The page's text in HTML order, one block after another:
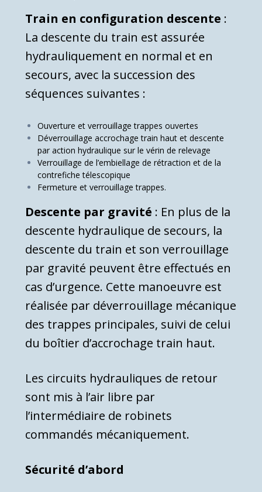
Train en configuration descente :
La descente du train est assurée
hydrauliquement en normal et en
secours, avec la suc­cession des
séquences suivantes :
Ouverture et verrouillage trappes ouvertes
Déverrouillage accrochage train haut et descente
par action hydraulique sur le vérin de relevage
Verrouillage de l’embiellage de rétraction et de la
contrefiche télescopique
Fermeture et verrouillage trappes.
Descente par gravité : En plus de la
descente hydraulique de secours, la
descente du train et son verrouillage
par gra­vité peuvent être effectués en
cas d’urgence. Cette manoeuvre est
réalisée par déverrouillage mécanique
des trappes principales, suivi de celui
du boîtier d’accrochage train haut.
Les circuits hydrauliques de retour
sont mis à l’air libre par
l’intermédiaire de robinets
commandés mécaniquement.
Sécurité d’abord